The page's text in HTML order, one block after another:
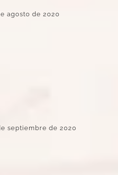
agosto de 2020
septiembre de 2020